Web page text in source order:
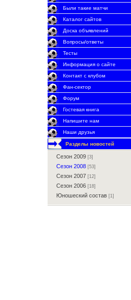
Были такие матчи
Каталог сайтов
Доска объявлений
Вопросы/ответы
Тесты
Информация о сайте
Контакт с клубом
Фан-сектор
Форум
Гостевая книга
Напишите нам
Наши друзья
Разделы новостей
Сезон 2009 [3]
Сезон 2008 [53]
Сезон 2007 [12]
Сезон 2006 [18]
Юношеский состав [1]